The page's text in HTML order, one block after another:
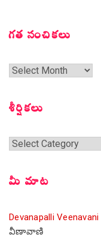
గత సంచికలు
గత
శీర్షికలు
శీర్షికలు
మీ మాట
Devanapalli Veenavani
వీణావాణి